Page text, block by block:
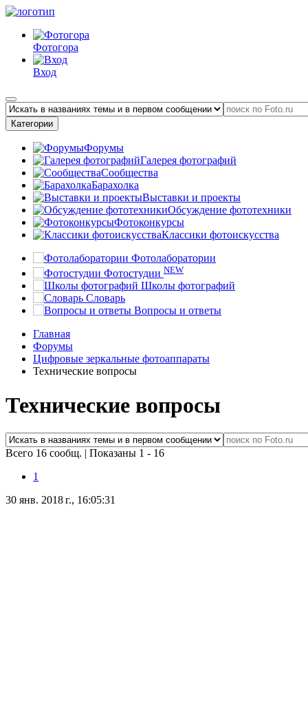
Фотогора
Вход
Категории
Форумы
Галерея фотографий
Сообщества
Барахолка
Выставки и проекты
Обсуждение фототехники
Фотоконкурсы
Классики фотоискусства
Фотолаборатории
Фотостудии NEW
Школы фотографий
Словарь
Вопросы и ответы
Главная
Форумы
Цифровые зеркальные фотоаппараты
Технические вопросы
Технические вопросы
Всего 16 сообщ. | Показаны 1 - 16
1
30 янв. 2018 г., 16:05:31